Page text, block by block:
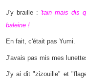
J'y braille : 'tain mais dis
baleine !
En fait, c'était pas Yumi.
J'avais pas mis mes
J'y ai dit "zizouille" et